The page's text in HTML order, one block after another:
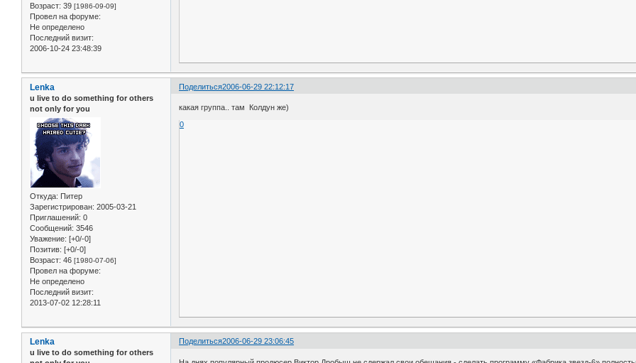
Возраст: 39 [1986-09-09]
Провел на форуме:
Не определено
Последний визит:
2006-10-24 23:48:39
Поделиться2006-06-29 22:12:17
Lenka
u live to do something for others
not only for you
Откуда: Питер
Зарегистрирован: 2005-03-21
Приглашений: 0
Сообщений: 3546
Уважение: [+0/-0]
Позитив: [+0/-0]
Возраст: 46 [1980-07-06]
Провел на форуме:
Не определено
Последний визит:
2013-07-02 12:28:11
какая группа.. там Колдун же)
0
Поделиться2006-06-29 23:06:45
Lenka
u live to do something for others